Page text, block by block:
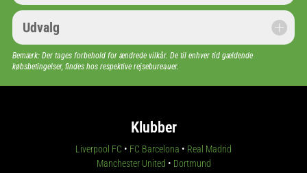
Udvalg
Bemærk: Der tages forbehold for ændrede vilkår. De til enhver tid gældende
købsbetingelser, findes hos respektive rejsebureauer.
Klubber
Liverpool FC • FC Barcelona • Real Madrid
Manchester United • Dortmund